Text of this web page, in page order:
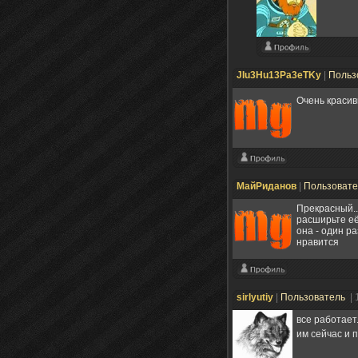
JIu3Hu13Pa3eTKy
Очень
МайРиданов
расширьте
она - один
нравится
sirlyutiy Пользователь
|
все
им сейчас и